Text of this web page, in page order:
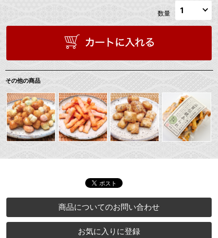
数量
その他の商品
商品についてのお問い合わせ
お気に入りに登録